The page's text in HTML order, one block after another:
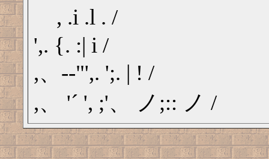
゙, .i .l . /
',. {. :| i /
,、-‐"',. ';. | ! /
,、 '´ ', ;'、 ノ;:: ノ /